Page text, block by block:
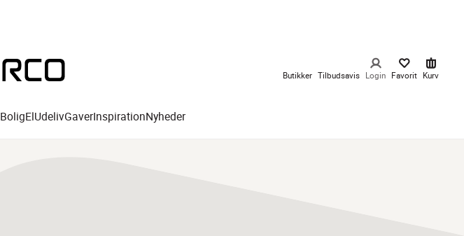
Butikker Tilbudsavis Login Favorit Kurv
BoligElUdelivGaverInspirationNyheder